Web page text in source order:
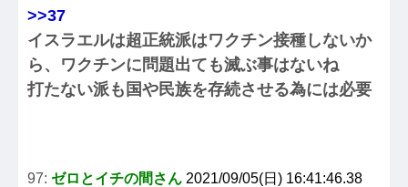
>>37
イスラエルは超正統派はワクチン接種しないか
ら、ワクチンに問題出ても滅ぶ事はないね
打たない派も国や民族を存続させる為には必要
97: ゼロとイチの間さん 2021/09/05(日) 16:41:46.38